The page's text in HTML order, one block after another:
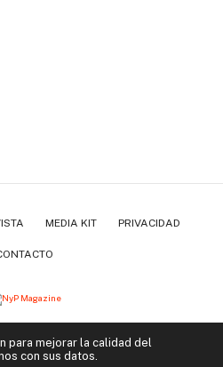
MEDIA KIT PRIVACIDAD
Magazine. Todos los derechos reservados.
para mejorar la calidad del
con sus datos.